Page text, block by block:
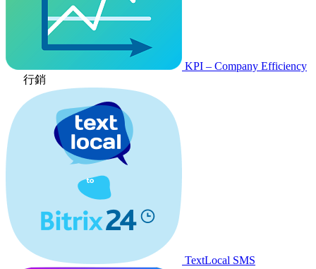
KPI – Company Efficiency
行銷
TextLocal SMS